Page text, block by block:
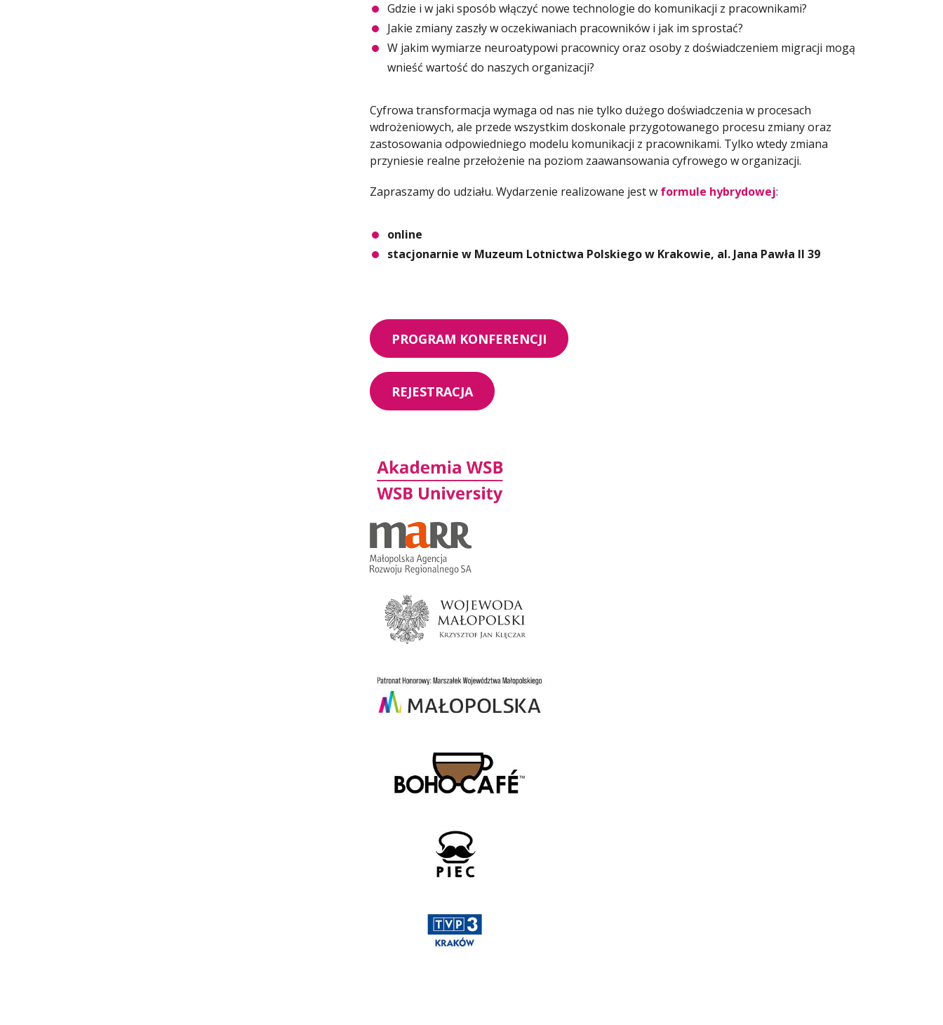
Gdzie i w jaki sposób włączyć nowe technologie do komunikacji z pracownikami?
Jakie zmiany zaszły w oczekiwaniach pracowników i jak im sprostać?
W jakim wymiarze neuroatypowi pracownicy oraz osoby z doświadczeniem migracji mogą
wnieść wartość do naszych organizacji?
Cyfrowa transformacja wymaga od nas nie tylko dużego doświadczenia w procesach
wdrożeniowych, ale przede wszystkim doskonale przygotowanego procesu zmiany oraz
zastosowania odpowiedniego modelu komunikacji z pracownikami. Tylko wtedy zmiana
przyniesie realne przełożenie na poziom zaawansowania cyfrowego w organizacji.
Zapraszamy do udziału. Wydarzenie realizowane jest w formule hybrydowej:
online
stacjonarnie w Muzeum Lotnictwa Polskiego w Krakowie, al. Jana Pawła II 39
PROGRAM KONFERENCJI
REJESTRACJA